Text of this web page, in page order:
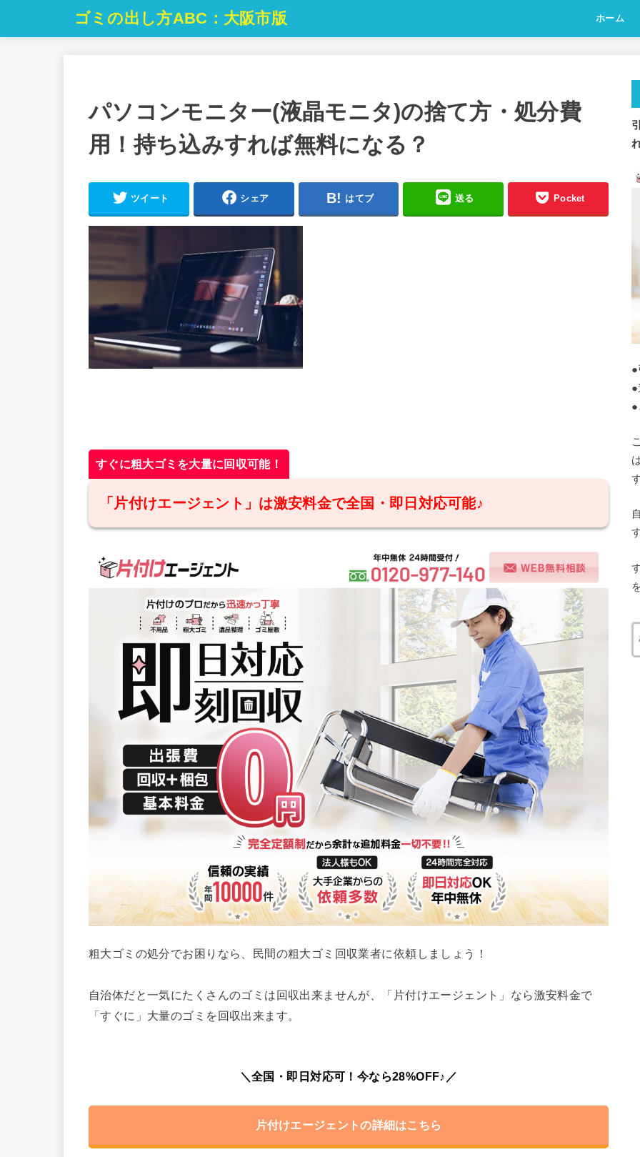
ゴミの出し方ABC：大阪市版 ホーム
パソコンモニター(液晶モニタ)の捨て方・処分費
用！持ち込みすれば無料になる？
ツイート シェア はてブ 送る Pocket
すぐに粗大ゴミを大量に回収可能！
「片付けエージェント」は激安料金で全国・即日対応可能♪
粗大ゴミの処分でお困りなら、民間の粗大ゴミ回収業者に依頼しましょう！
自治体だと一気にたくさんのゴミは回収出来ませんが、「片付けエージェント」なら激安料金で
「すぐに」大量のゴミを回収出来ます。
＼全国・即日対応可！今なら28%OFF♪／
片付けエージェントの詳細はこちら
●
●
●